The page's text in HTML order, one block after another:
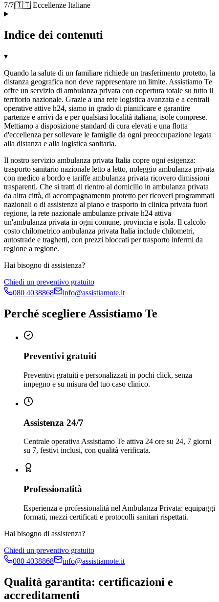
7/7|🇮🇹 Eccellenze Italiane
Indice dei contenuti
▾
Quando la salute di un familiare richiede un trasferimento protetto, la
distanza geografica non deve rappresentare un limite. Assistiamo Te
offre un servizio di ambulanza privata con copertura totale su tutto il
territorio nazionale. Grazie a una rete logistica avanzata e a centrali
operative attive h24, siamo in grado di pianificare e garantire
partenze e arrivi da e per qualsiasi località italiana, isole comprese.
Mettiamo a disposizione standard di cura elevati e una flotta
d'eccellenza per sollevare le famiglie da ogni preoccupazione legata
alla distanza e alla logistica sanitaria.
Il nostro servizio ambulanza privata Italia copre ogni esigenza:
trasporto sanitario nazionale letto a letto, noleggio ambulanza privata
con medico a bordo e tariffe ambulanza privata ricovero dimissioni
trasparenti. Che si tratti di rientro al domicilio in ambulanza privata
da altra città, di accompagnamento protetto per ricoveri programmati
nazionali o di assistenza al piano e trasporto in clinica privata fuori
regione, la rete nazionale ambulanze private h24 attiva
un'ambulanza privata in ogni comune, provincia e isola. Il calcolo
costo chilometrico ambulanza privata Italia include chilometri,
autostrade e traghetti, con prezzi bloccati per trasporto infermi da
regione a regione.
Hai bisogno di assistenza?
Chiedi un preventivo gratuito
080 4038868
info@assistiamote.it
Perché scegliere Assistiamo Te
Preventivi gratuiti
Preventivi gratuiti e personalizzati in pochi click, senza
impegno e su misura del tuo caso clinico.
Assistenza 24/7
Centrale operativa Assistiamo Te attiva 24 ore su 24, 7 giorni
su 7, festivi inclusi, con qualità verificata.
Professionalità
Esperienza e professionalità nel Ambulanza Privata: equipaggi
formati, mezzi certificati e protocolli sanitari rispettati.
Hai bisogno di assistenza?
Chiedi un preventivo gratuito
080 4038868
info@assistiamote.it
Qualità garantita: certificazioni e
accreditamenti